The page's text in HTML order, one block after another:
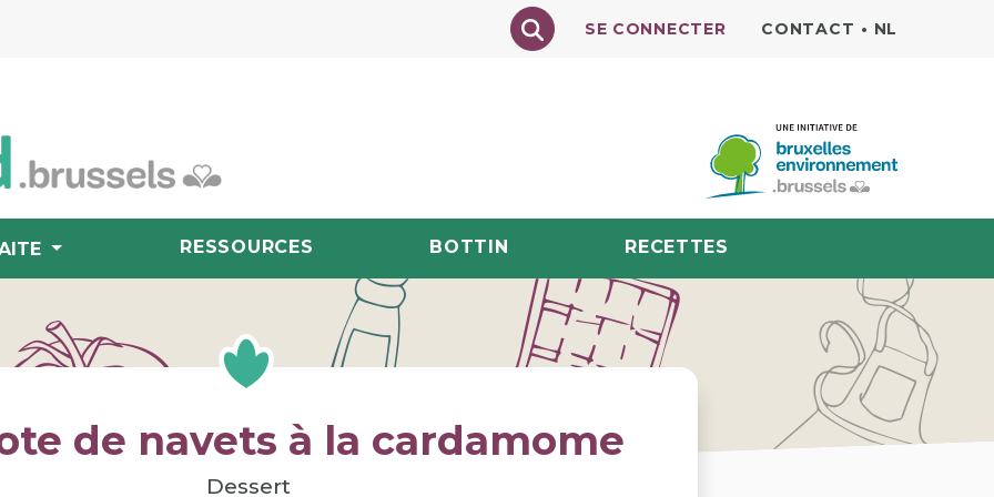
Texte à rechercher
SE CONNECTER CONTACT • NL
RESSOURCES BOTTIN RECETTES
de navets à la cardamome
Dessert